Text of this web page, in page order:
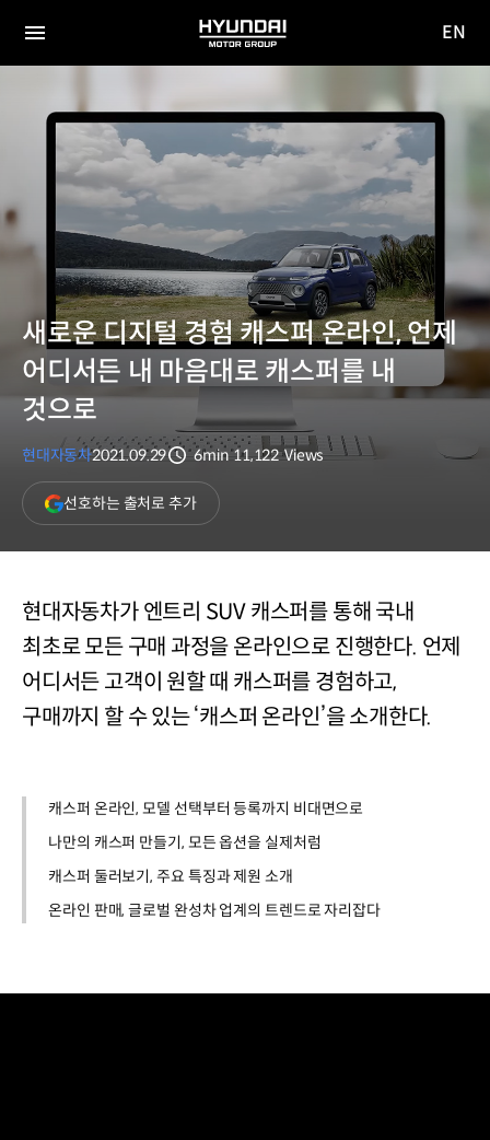
전체
HYUNDAI
MOTOR
이동
EN
새로운 디지털 경험 캐스퍼 온라인, 언제
어디서든 내 마음대로 캐스퍼를 내
것으로
현대자동차2021.09.29
6min 11,122 Views
선호하는 출처로 추가(새
창
열림)
현대자동차가 엔트리 SUV 캐스퍼를 통해 국내
최초로 모든 구매 과정을 온라인으로 진행한다. 언제
어디서든 고객이 원할 때 캐스퍼를 경험하고,
구매까지 할 수 있는 ‘캐스퍼 온라인’을 소개한다.
캐스퍼 온라인, 모델 선택부터 등록까지 비대면으로
나만의 캐스퍼 만들기, 모든 옵션을 실제처럼
캐스퍼 둘러보기, 주요 특징과 제원 소개
온라인 판매, 글로벌 완성차 업계의 트렌드로 자리잡다